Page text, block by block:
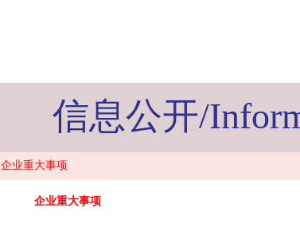
信息公开/
企业重大事项
企业重大事项